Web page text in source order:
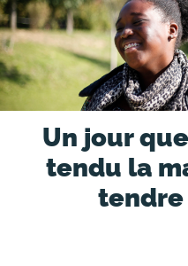
Un jour
tendu la
tendre